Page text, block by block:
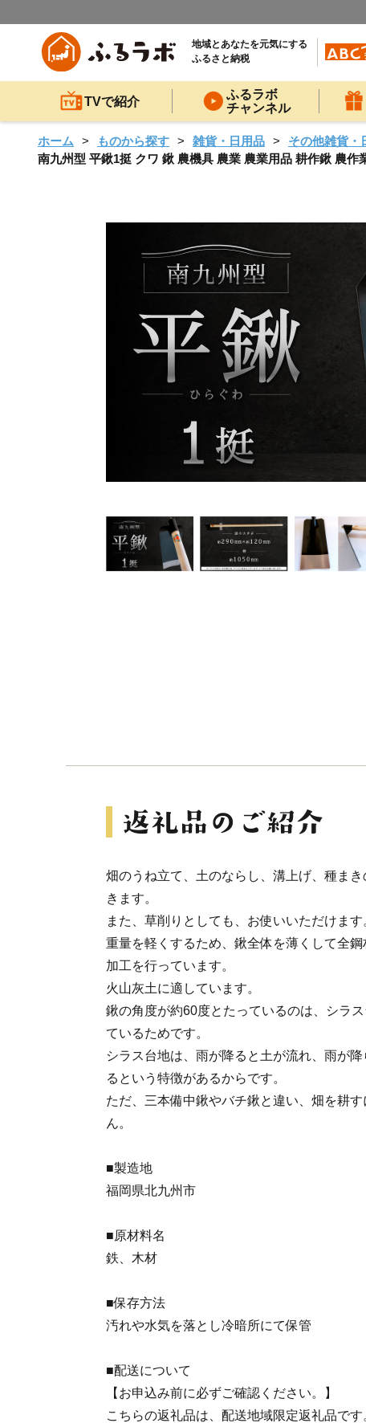
地域とあなたを元気にする
ふるさと納税
TVで紹介
ふるラボ
チャンネル
ホーム ものから探す 雑貨・日用品
その他雑貨・
南九州型 平鍬1挺 クワ 鍬 農機具 農業 農業用品 耕作鍬 農
畑のうね立て、土のならし、溝上げ、種ま
きます。
また、草削りとしても、お使いいただけます
重量を軽くするため、鍬全体を薄くして全
加工を行っています。
火山灰土に適しています。
鍬の角度が約60度とたっているのは、シラ
ているためです。
シラス台地は、雨が降ると土が流れ、雨が
るという特徴があるからです。
ただ、三本備中鍬やバチ鍬と違い、畑を耕
ん。
■製造地
福岡県北九州市
■原材料名
鉄、木材
■保存方法
汚れや水気を落とし冷暗所にて保管
■配送について
【お申込み前に必ずご確認ください。】
こちらの返礼品は、配送地域限定返礼品で